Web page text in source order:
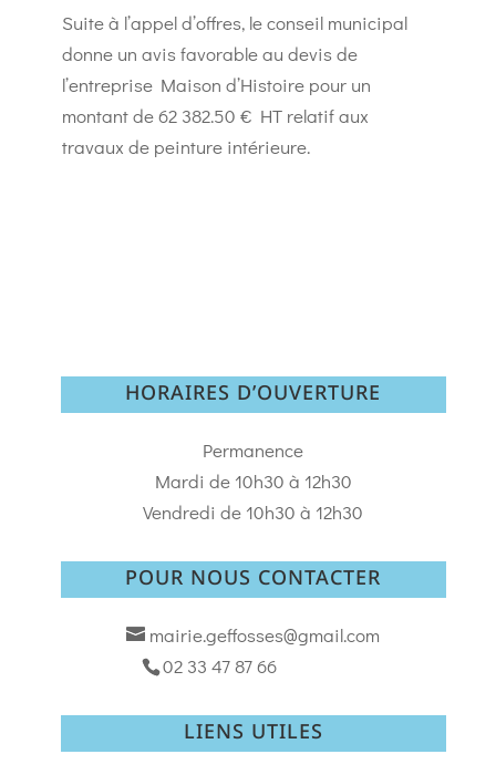
Suite à l’appel d’offres, le conseil municipal
donne un avis favorable au devis de
l’entreprise Maison d’Histoire pour un
montant de 62 382.50 € HT relatif aux
travaux de peinture intérieure.
HORAIRES D’OUVERTURE
Permanence
Mardi de 10h30 à 12h30
Vendredi de 10h30 à 12h30
POUR NOUS CONTACTER
mairie.geffosses@gmail.com
02 33 47 87 66
LIENS UTILES